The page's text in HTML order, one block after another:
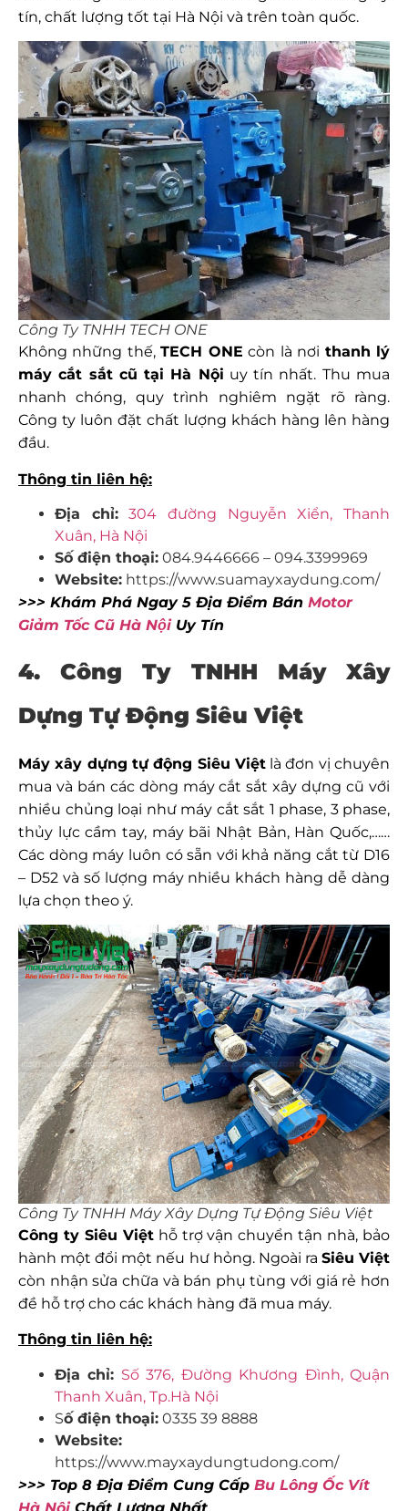
tín, chất lượng tốt tại Hà Nội và trên toàn quốc.
Công Ty TNHH TECH ONE
Không những thế,TECH ONE còn là nơi thanh lý
máy cắt sắt cũ tại Hà Nội uy tín nhất. Thu mua
nhanh chóng, quy trình nghiêm ngặt rõ ràng.
Công ty luôn đặt chất lượng khách hàng lên hàng
đầu.
Thông tin liên hệ:
Địa chỉ:
304 đường Nguyễn Xiển, Thanh
Xuân, Hà Nội
Số điện thoại: 084.9446666 – 094.3399969
Website: https://www.suamayxaydung.com/
>>> Khám Phá Ngay 5 Địa Điểm Bán Motor
Giảm Tốc Cũ Hà NộiUy Tín
4. Công Ty TNHH Máy Xây
Dựng Tự Động Siêu Việt
Máy xây dựng tự động Siêu Việtlà đơn vị chuyên
mua và bán các dòng máy cắt sắt xây dựng cũ với
nhiều chủng loại như máy cắt sắt 1 phase, 3 phase,
thủy lực cầm tay, máy bãi Nhật Bản, Hàn Quốc,……
Các dòng máy luôn có sẵn với khả năng cắt từ D16
– D52 và số lượng máy nhiều khách hàng dễ dàng
lựa chọn theo ý.
Công Ty TNHH Máy Xây Dựng Tự Động Siêu Việt
Công ty Siêu Việthỗ trợ vận chuyển tận nhà, bảo
hành một đổi một nếu hư hỏng. Ngoài ra Siêu Việt
còn nhận sửa chữa và bán phụ tùng với giá rẻ hơn
đề hỗ trợ cho các khách hàng đã mua máy.
Thông tin liên hệ:
Địa chỉ: Số 376, Đường Khương Đình, Quận
Thanh Xuân, Tp.Hà Nội
Số điện thoại: 0335 39 8888
Website:
https://www.mayxaydungtudong.com/
>>> Top 8 Địa Điểm Cung Cấp Bu Lông Ốc Vít
Hà NộiChất Lượng Nhất